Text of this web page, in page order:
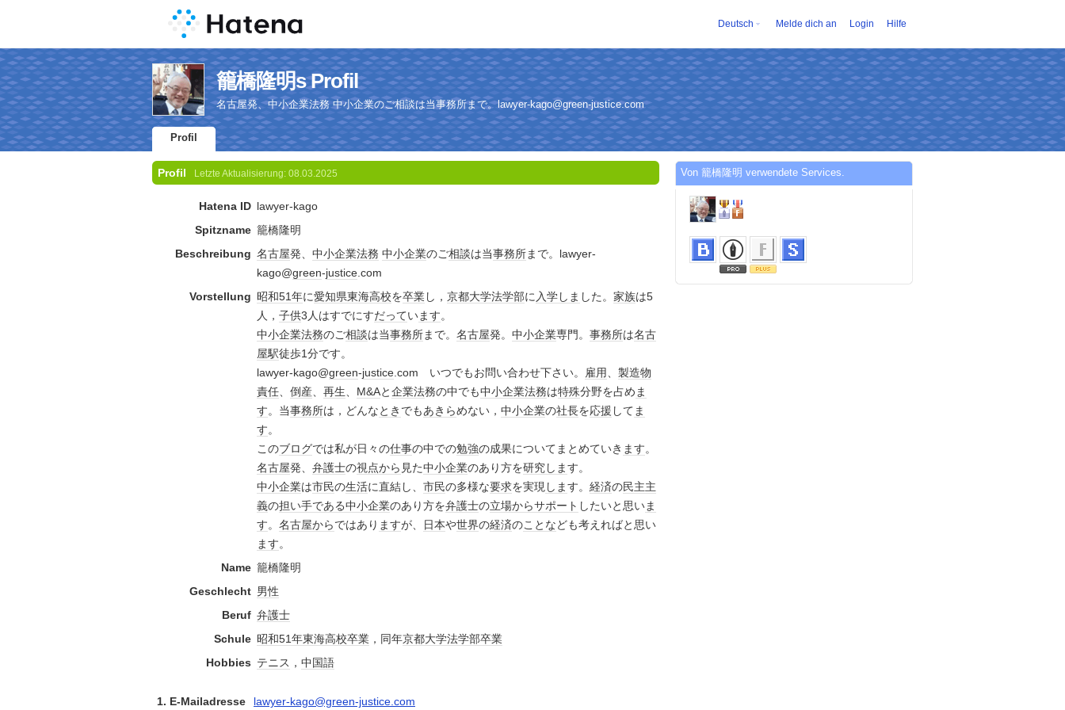
Deutsch Melde dich an Login Hilfe
籠橋隆明s Profil
名古屋発、中小企業法務 中小企業のご相談は当事務所まで。lawyer-kago@green-justice.com
Profil
Profil Letzte Aktualisierung: 08.03.2025
Hatena ID lawyer-kago
Spitzname 籠橋隆明
Beschreibung 名古屋発、 中小企業法務 中小企業のご相談は当事務所まで。lawyer-
kago@green-justice.com
Vorstellung 昭和51年に愛知県東海高校を卒業し， 京都大学法学部に入学しま した。 家族は5
人， 子供3人はすでにすだっています。
中小企業法務のご相談は当事務所まで。 名古屋発。 中小企業専門。 事務所は名古
屋駅徒歩1分です。
lawyer-kago@green-justice.com いつでもお問い合わせ下さい。 雇用、 製造物
責任、 倒産、 再生、 M&Aと企業法務の中でも中小企業法務は特殊分野を占めま
す。当事務所は，どんなとき でもあきらめない， 中小企業の社長を応援 してま
す。
このブログでは私が日々の仕事の中での勉強の成果についてまとめていき ます。
名古屋発、 弁護士の視点から 見た中小企業のあり方を研究します。
中小企業は市民の生活に直結し、 市民の多様な要求を実現します。 経済の民主主
義の担い手である中小企業のあり方を弁護士の立場からサポート したいと思いま
す。 名古屋からではあり ますが、 日本や世界の経済のことなども考えればと思い
ます。
Name 籠橋隆明
Geschlecht 男性
Beruf 弁護士
Schule 昭和51年東海高校卒業 ，同年京都大学法学部卒業
Hobbies テニス ， 中国語
1. E-Mailadresse lawyer-kago@green-justice.com
Von 籠橋隆明 verwendete Services.